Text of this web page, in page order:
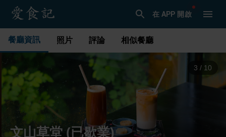
在 APP 開啟
餐廳資訊 照片 評論 相似餐廳
3 / 10
文山草堂 (已歇業)